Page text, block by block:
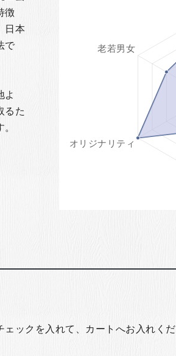
徴
日本
で
よ
るた
ックを入れて、カートへお入れくだ